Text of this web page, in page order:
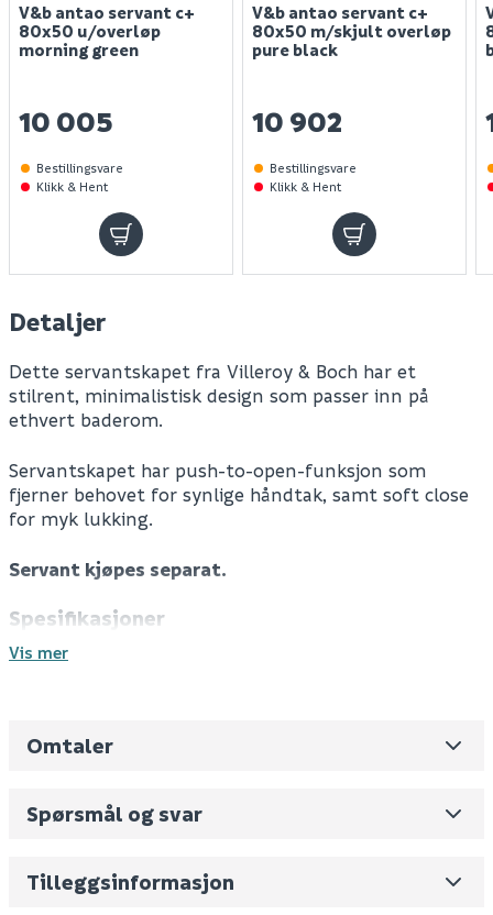
V&b antao servant c+
80x50 u/overløp
morning green
10 005
Bestillingsvare
Klikk & Hent
V&b antao servant c+
80x50 m/skjult overløp
pure black
10 902
Bestillingsvare
Klikk & Hent
Detaljer
Dette servantskapet fra Villeroy & Boch har et
stilrent, minimalistisk design som passer inn på
ethvert baderom.
Servantskapet har push-to-open-funksjon som
fjerner behovet for synlige håndtak, samt soft close
for myk lukking.
Servant kjøpes separat.
Spesifikasjoner
Farge: Antrasitt
Servant kjøpes separat
Push-to-open
Vis mer
Omtaler
Spørsmål og svar
Tilleggsinformasjon
Leverandørens varenummer L04000GK
Volum 278.75 (dm3 per salgsforpakning)